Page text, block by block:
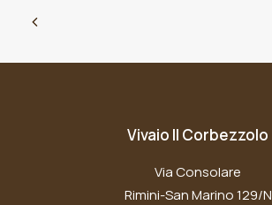
Vivaio Il Corbezzolo
Via Consolare
Rimini-San Marino 129/N